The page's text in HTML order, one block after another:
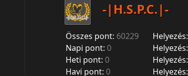
-|H.S.P.C.|-
Összes pont: 60229 Helyezés:
Napi pont: 0 Helyezés:
Heti pont: 0 Helyezés:
Havi pont: 0 Helyezés: